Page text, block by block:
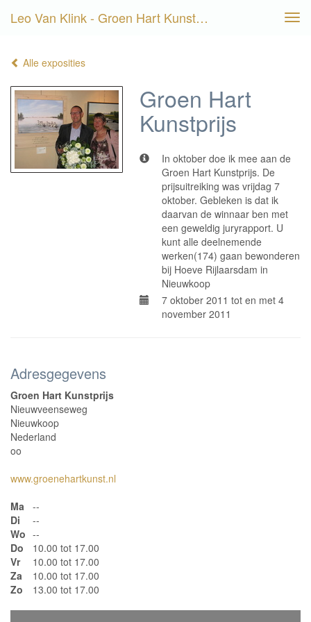
Leo Van Klink - Groen Hart Kunstprijs
Alle exposities
Groen Hart
Kunstprijs
In oktober doe ik mee aan de
Groen Hart Kunstprijs. De
prijsuitreiking was vrijdag 7
oktober. Gebleken is dat ik
daarvan de winnaar ben met
een geweldig juryrapport. U
kunt alle deelnemende
werken(174) gaan bewonderen
bij Hoeve Rijlaarsdam in
Nieuwkoop
7 oktober 2011 tot en met 4
november 2011
Adresgegevens
Groen Hart Kunstprijs
Nieuwveenseweg
Nieuwkoop
Nederland
oo
www.groenehartkunst.nl
Ma --
Di
--
Wo --
Do
10.00 tot 17.00
Vr
10.00 tot 17.00
Za
10.00 tot 17.00
Zo
13.00 tot 17.00